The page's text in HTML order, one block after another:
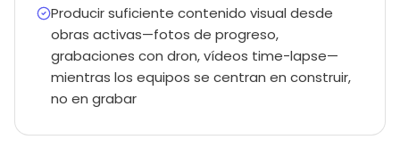
Producir suficiente contenido visual desde
obras activas—fotos de progreso,
grabaciones con dron, vídeos time-lapse—
mientras los equipos se centran en construir,
no en grabar